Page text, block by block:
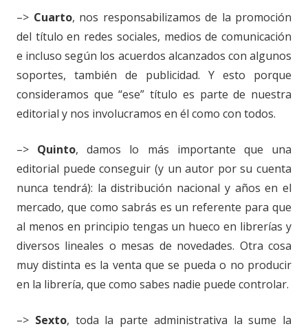
–> Cuarto, nos responsabilizamos de la promoción
del título en redes sociales, medios de comunicación
e incluso según los acuerdos alcanzados con algunos
soportes, también de publicidad. Y esto porque
consideramos que “ese” título es parte de nuestra
editorial y nos involucramos en él como con todos.
–> Quinto, damos lo más importante que una
editorial puede conseguir (y un autor por su cuenta
nunca tendrá): la distribución nacional y años en el
mercado, que como sabrás es un referente para que
al menos en principio tengas un hueco en librerías y
diversos lineales o mesas de novedades. Otra cosa
muy distinta es la venta que se pueda o no producir
en la librería, que como sabes nadie puede controlar.
–> Sexto, toda la parte administrativa la sume la